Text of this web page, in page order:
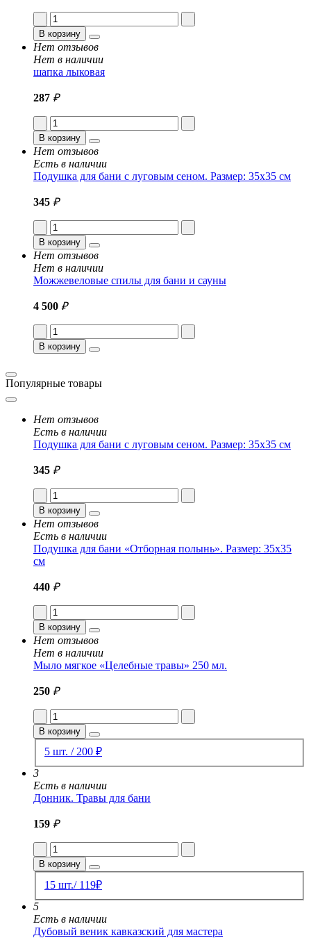
В корзину
Нет отзывов
Нет в наличии
шапка лыковая
287 ₽
В корзину
Нет отзывов
Есть в наличии
Подушка для бани с луговым сеном. Размер: 35x35 см
345 ₽
В корзину
Нет отзывов
Нет в наличии
Можжевеловые спилы для бани и сауны
4 500 ₽
В корзину
Популярные товары
Нет отзывов
Есть в наличии
Подушка для бани с луговым сеном. Размер: 35x35 см
345 ₽
В корзину
Нет отзывов
Есть в наличии
Подушка для бани «Отборная полынь». Размер: 35x35
см
440 ₽
В корзину
Нет отзывов
Нет в наличии
Мыло мягкое «Целебные травы» 250 мл.
250 ₽
В корзину
5 шт. / 200 ₽
3
Есть в наличии
Донник. Травы для бани
159 ₽
В корзину
15 шт./ 119₽
5
Есть в наличии
Дубовый веник кавказский для мастера